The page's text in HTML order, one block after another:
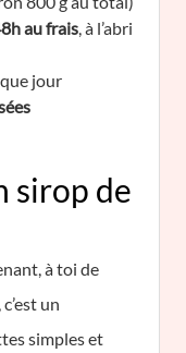
au frais, à l’abri
jour
sirop de
à toi de
un
simples et